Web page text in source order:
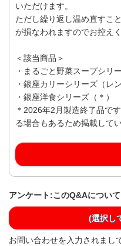
いただけます。
ただし繰り返し温め直すこ
が損なわれますのでお控えく
＜該当商品＞
・まるごと野菜スープシリ
・銀座カリーシリーズ（レ
・銀座洋食シリーズ（＊）
＊2026年2月製造終了品で
る場合もあるため掲載してい
アンケート:このQ&Aについ
(選択し
お問い合わせを入力されまし